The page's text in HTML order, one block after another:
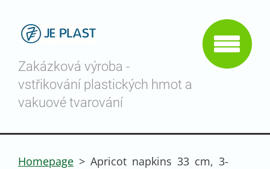
Zakázková výroba -
vstřikování plastických hmot a
vakuové tvarování
Homepage > Apricot napkins 33 cm, 3-